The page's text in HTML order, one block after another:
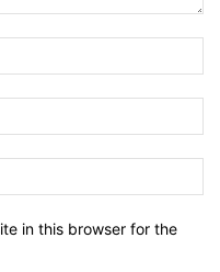
in this browser for the